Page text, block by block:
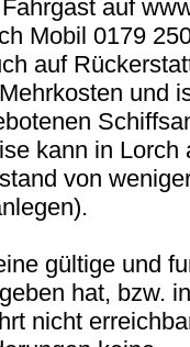
auf
Mobil 0179
auf
und
kann in Lorch
von
gültige und
hat, bzw.
nicht